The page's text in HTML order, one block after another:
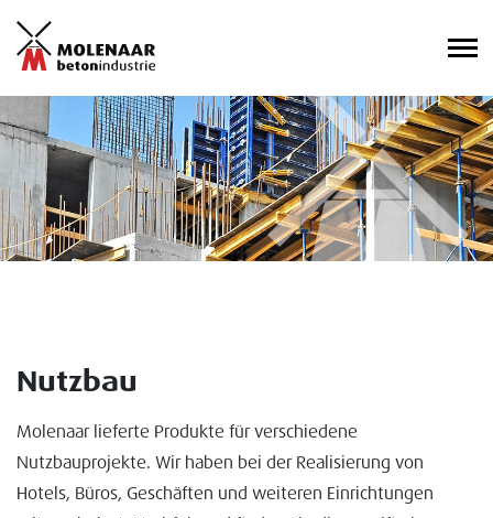
Nutzbau
Molenaar lieferte Produkte für verschiedene
Nutzbauprojekte. Wir haben bei der Realisierung von
Hotels, Büros, Geschäften und weiteren Einrichtungen